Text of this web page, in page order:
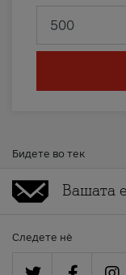
Бидете во тек
Следете нè